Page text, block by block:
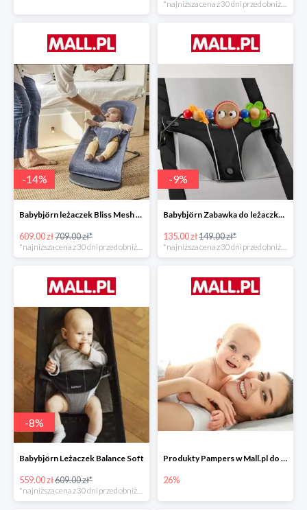
-14%
Babybjörn leżaczek Bliss Mesh State Blue
609.00 zł709.00 zł*
*najniższa cena z 30 dni przed obniżką
-9%
Babybjörn Zabawka do leżaczka Balance
135.00 zł149.00 zł*
*najniższa cena z 30 dni przed obniżką
-8%
Babybjörn Leżaczek Balance Soft
559.00 zł609.00 zł*
Produkty Pampers w Mall.pl do -26%
26%